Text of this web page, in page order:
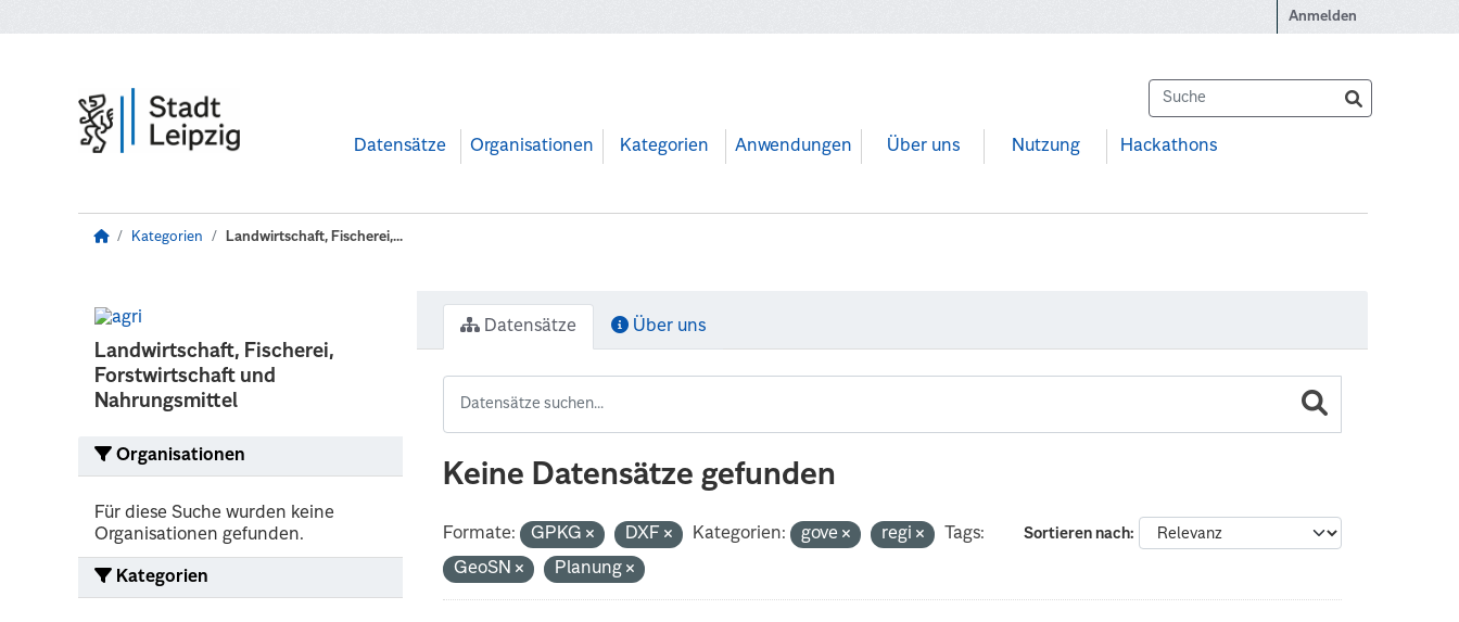
Anmelden
Datensätze Organisationen Kategorien Anwendungen Über uns Nutzung Hackathons
Kategorien Landwirtschaft, Fischerei,...
Landwirtschaft, Fischerei,
Forstwirtschaft und
Nahrungsmittel
Organisationen
Für diese Suche wurden keine
Organisationen gefunden.
Kategorien
Datensätze Über uns
Keine Datensätze gefunden
Sortieren nach
Formate: GPKG DXF Kategorien: gove regi
Tags:
GeoSN
Planung